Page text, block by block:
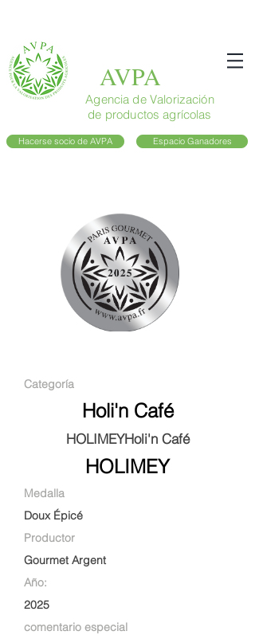
AVPA
Agencia de Valorización
de productos agrícolas
Hacerse socio de AVPA Espacio Ganadores
Categoría
Holi'n Café
HOLIMEYHoli'n Café
HOLIMEY
Medalla
Doux Épicé
Productor
Gourmet Argent
Año:
2025
comentario especial